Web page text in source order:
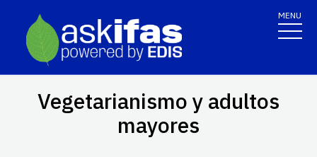
MENU
Vegetarianismo y adultos
mayores